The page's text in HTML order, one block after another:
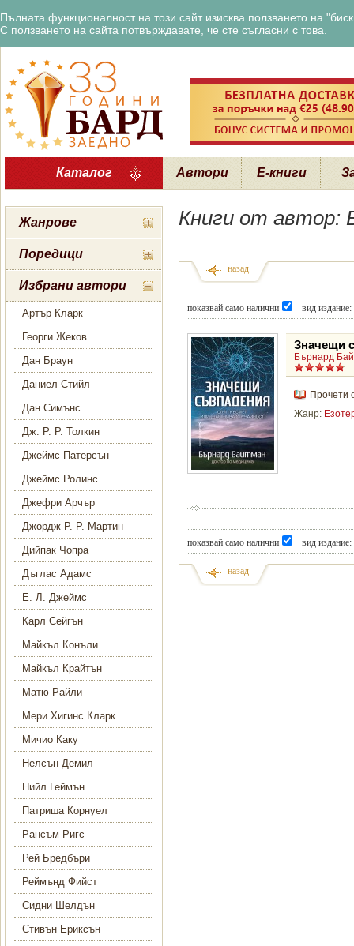
Пълната функционалност на този сайт изисква ползването на
С ползването на сайта потвърждавате, че сте съгласни с това.
Каталог Автори Е-книги
Жанрове
Поредици
Избрани автори
Артър Кларк
Георги Жеков
Дан Браун
Даниел Стийл
Дан Симънс
Дж. Р. Р. Толкин
Джеймс Патерсън
Джеймс Ролинс
Джефри Арчър
Джордж Р. Р. Мартин
Дийпак Чопра
Дъглас Адамс
Е. Л. Джеймс
Карл Сейгън
Майкъл Конъли
Майкъл Крайтън
Матю Райли
Мери Хигинс Кларк
Мичио Каку
Нелсън Демил
Нийл Геймън
Патриша Корнуел
Рансъм Ригс
Рей Бредбъри
Реймънд Фийст
Сидни Шелдън
Стивън Ериксън
Книги от автор:
показвай само налични вид издание:
Значещи
Бърнард
Прочети
Жанр:
показвай само налични вид издание:
назад
назад